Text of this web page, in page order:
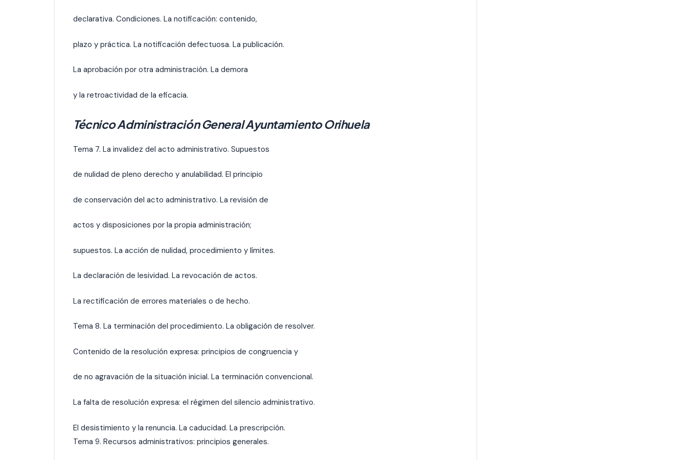
declarativa. Condiciones. La notificación: contenido,
plazo y práctica. La notificación defectuosa. La publicación.
La aprobación por otra administración. La demora
y la retroactividad de la eficacia.
Técnico Administración General Ayuntamiento Orihuela
Tema 7. La invalidez del acto administrativo. Supuestos
de nulidad de pleno derecho y anulabilidad. El principio
de conservación del acto administrativo. La revisión de
actos y disposiciones por la propia administración;
supuestos. La acción de nulidad, procedimiento y límites.
La declaración de lesividad. La revocación de actos.
La rectificación de errores materiales o de hecho.
Tema 8. La terminación del procedimiento. La obligación de resolver.
Contenido de la resolución expresa: principios de congruencia y
de no agravación de la situación inicial. La terminación convencional.
La falta de resolución expresa: el régimen del silencio administrativo.
El desistimiento y la renuncia. La caducidad. La prescripción.
Tema 9. Recursos administrativos: principios generales.